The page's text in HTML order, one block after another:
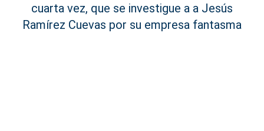
cuarta vez, que se investigue a a Jesús
Ramírez Cuevas por su empresa fantasma